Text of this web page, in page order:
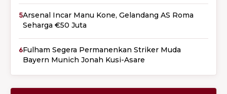
5Arsenal Incar Manu Kone, Gelandang AS Roma
Seharga €50 Juta
6Fulham Segera Permanenkan Striker Muda
Bayern Munich Jonah Kusi-Asare